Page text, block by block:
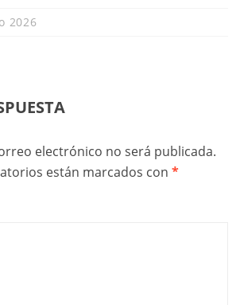
2026
electrónico no será publicada.
están marcados con *